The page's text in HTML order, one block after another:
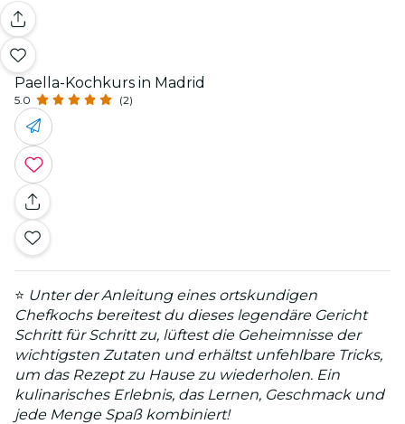
Paella-Kochkurs in Madrid
5.0 (2)
⭐ Unter der Anleitung eines ortskundigen
Chefkochs bereitest du dieses legendäre Gericht
Schritt für Schritt zu, lüftest die Geheimnisse der
wichtigsten Zutaten und erhältst unfehlbare Tricks,
um das Rezept zu Hause zu wiederholen. Ein
kulinarisches Erlebnis, das Lernen, Geschmack und
jede Menge Spaß kombiniert!